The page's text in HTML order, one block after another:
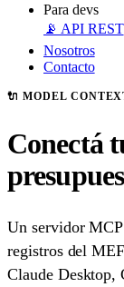
Para devs
📡 API REST
Nosotros
Contacto
🔌 MODEL
Conectá
Un servidor
registros del
Claude Desktop,